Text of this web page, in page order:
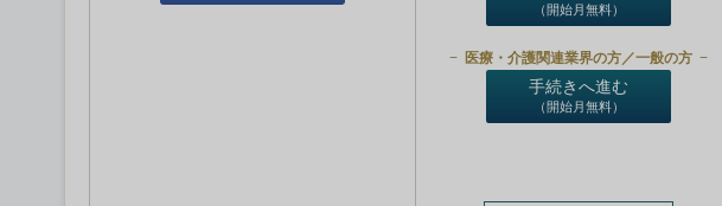
（開始月無料）
医療・介護関連業界の方／一般の方
手続きへ進む
（開始月無料）